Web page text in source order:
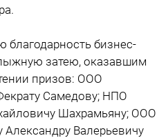
благодарность бизнес-
затею, оказавшим
призов: ООО
Самедову; НПО
Шахрамьяну; ООО
Александру Валерьевичу